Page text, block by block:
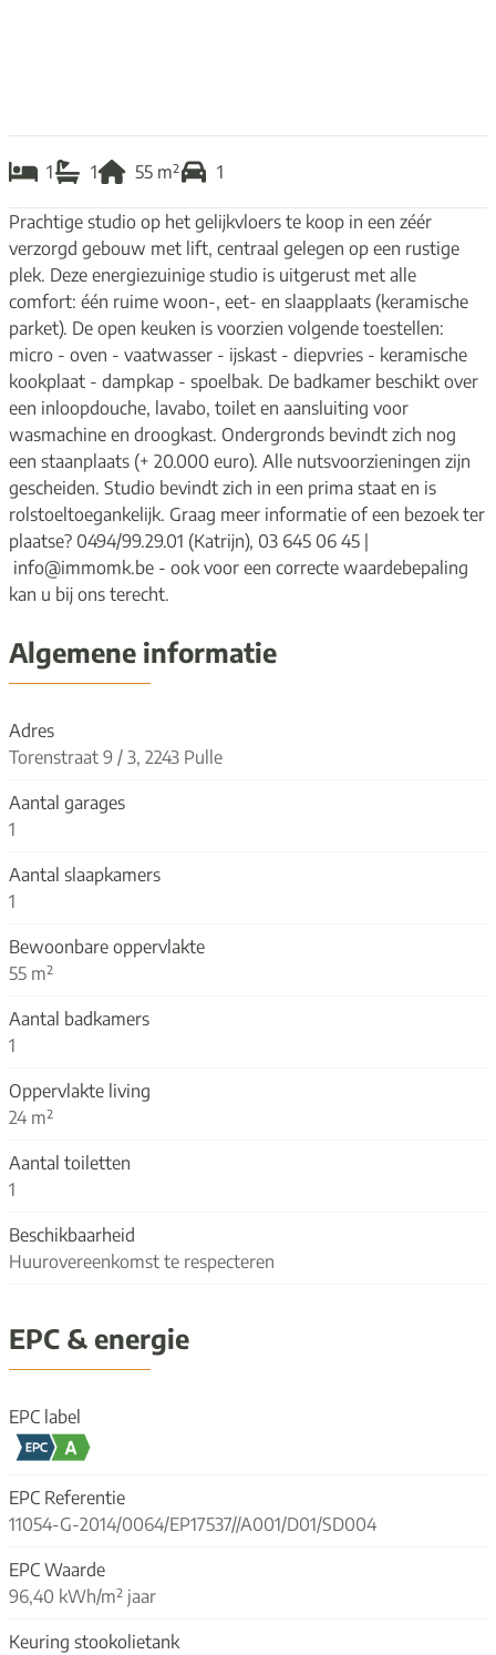
1 1 55 m² 1
Prachtige studio op het gelijkvloers te koop in een zéér
verzorgd gebouw met lift, centraal gelegen op een rustige
plek. Deze energiezuinige studio is uitgerust met alle
comfort: één ruime woon-, eet- en slaapplaats (keramische
parket). De open keuken is voorzien volgende toestellen:
micro - oven - vaatwasser - ijskast - diepvries - keramische
kookplaat - dampkap - spoelbak. De badkamer beschikt over
een inloopdouche, lavabo, toilet en aansluiting voor
wasmachine en droogkast. Ondergronds bevindt zich nog
een staanplaats (+ 20.000 euro). Alle nutsvoorzieningen zijn
gescheiden. Studio bevindt zich in een prima staat en is
rolstoeltoegankelijk. Graag meer informatie of een bezoek ter
plaatse? 0494/99.29.01 (Katrijn), 03 645 06 45 |
info@immomk.be - ook voor een correcte waardebepaling
kan u bij ons terecht.
Algemene informatie
Adres
Torenstraat 9 / 3, 2243 Pulle
Aantal garages
1
Aantal slaapkamers
1
Bewoonbare oppervlakte
55 m²
Aantal badkamers
1
Oppervlakte living
24 m²
Aantal toiletten
1
Beschikbaarheid
Huurovereenkomst te respecteren
EPC & energie
EPC label
EPC Referentie
11054-G-2014/0064/EP17537//A001/D01/SD004
EPC Waarde
96,40 kWh/m² jaar
Keuring stookolietank